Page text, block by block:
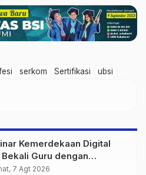
serkom Sertifikasi ubsi
Kemerdekaan Digital
Guru dengan
AI hingga Robotika di
7 Agt 2026